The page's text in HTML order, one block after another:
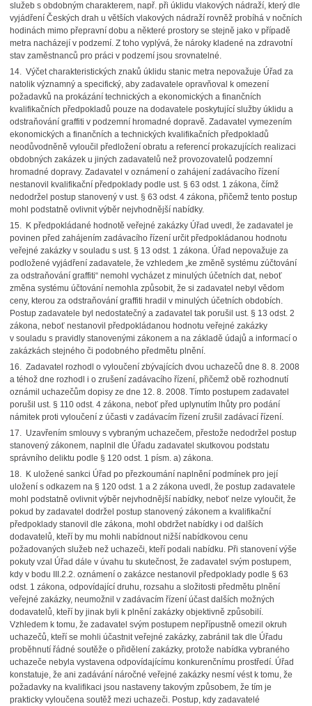
služeb s obdobným charakterem, např. při úklidu vlakových nádraží, který dle
vyjádření Českých drah u větších vlakových nádraží rovněž probíhá v nočních
hodinách mimo přepravní dobu a některé prostory se stejně jako v případě
metra nacházejí v podzemí. Z toho vyplývá, že nároky kladené na zdravotní
stav zaměstnanců pro práci v podzemí jsou srovnatelné.
14. Výčet charakteristických znaků úklidu stanic metra nepovažuje Úřad za
natolik významný a specifický, aby zadavatele opravňoval k omezení
požadavků na prokázání technických a ekonomických a finančních
kvalifikačních předpokladů pouze na dodavatele poskytující služby úklidu a
odstraňování graffiti v podzemní hromadné dopravě. Zadavatel vymezením
ekonomických a finančních a technických kvalifikačních předpokladů
neodůvodněně vyloučil předložení obratu a referencí prokazujících realizaci
obdobných zakázek u jiných zadavatelů než provozovatelů podzemní
hromadné dopravy. Zadavatel v oznámení o zahájení zadávacího řízení
nestanovil kvalifikační předpoklady podle ust. § 63 odst. 1 zákona, čímž
nedodržel postup stanovený v ust. § 63 odst. 4 zákona, přičemž tento postup
mohl podstatně ovlivnit výběr nejvhodnější nabídky.
15. K předpokládané hodnotě veřejné zakázky Úřad uvedl, že zadavatel je
povinen před zahájením zadávacího řízení určit předpokládanou hodnotu
veřejné zakázky v souladu s ust. § 13 odst. 1 zákona. Úřad nepovažuje za
podložené vyjádření zadavatele, že vzhledem „ke změně systému zúčtování
za odstraňování graffiti“ nemohl vycházet z minulých účetních dat, neboť
změna systému účtování nemohla způsobit, že si zadavatel nebyl vědom
ceny, kterou za odstraňování graffiti hradil v minulých účetních obdobích.
Postup zadavatele byl nedostatečný a zadavatel tak porušil ust. § 13 odst. 2
zákona, neboť nestanovil předpokládanou hodnotu veřejné zakázky
v souladu s pravidly stanovenými zákonem a na základě údajů a informací o
zakázkách stejného či podobného předmětu plnění.
16. Zadavatel rozhodl o vyloučení zbývajících dvou uchazečů dne 8. 8. 2008
a téhož dne rozhodl i o zrušení zadávacího řízení, přičemž obě rozhodnutí
oznámil uchazečům dopisy ze dne 12. 8. 2008. Tímto postupem zadavatel
porušil ust. § 110 odst. 4 zákona, neboť před uplynutím lhůty pro podání
námitek proti vyloučení z účasti v zadávacím řízení zrušil zadávací řízení.
17. Uzavřením smlouvy s vybraným uchazečem, přestože nedodržel postup
stanovený zákonem, naplnil dle Úřadu zadavatel skutkovou podstatu
správního deliktu podle § 120 odst. 1 písm. a) zákona.
18. K uložené sankci Úřad po přezkoumání naplnění podmínek pro její
uložení s odkazem na § 120 odst. 1 a 2 zákona uvedl, že postup zadavatele
mohl podstatně ovlivnit výběr nejvhodnější nabídky, neboť nelze vyloučit, že
pokud by zadavatel dodržel postup stanovený zákonem a kvalifikační
předpoklady stanovil dle zákona, mohl obdržet nabídky i od dalších
dodavatelů, kteří by mu mohli nabídnout nižší nabídkovou cenu
požadovaných služeb než uchazeči, kteří podali nabídku. Při stanovení výše
pokuty vzal Úřad dále v úvahu tu skutečnost, že zadavatel svým postupem,
kdy v bodu III.2.2. oznámení o zakázce nestanovil předpoklady podle § 63
odst. 1 zákona, odpovídající druhu, rozsahu a složitosti předmětu plnění
veřejné zakázky, neumožnil v zadávacím řízení účast dalších možných
dodavatelů, kteří by jinak byli k plnění zakázky objektivně způsobilí.
Vzhledem k tomu, že zadavatel svým postupem nepřípustně omezil okruh
uchazečů, kteří se mohli účastnit veřejné zakázky, zabránil tak dle Úřadu
proběhnutí řádné soutěže o přidělení zakázky, protože nabídka vybraného
uchazeče nebyla vystavena odpovídajícímu konkurenčnímu prostředí. Úřad
konstatuje, že ani zadávání náročné veřejné zakázky nesmí vést k tomu, že
požadavky na kvalifikaci jsou nastaveny takovým způsobem, že tím je
prakticky vyloučena soutěž mezi uchazeči. Postup, kdy zadavatelé